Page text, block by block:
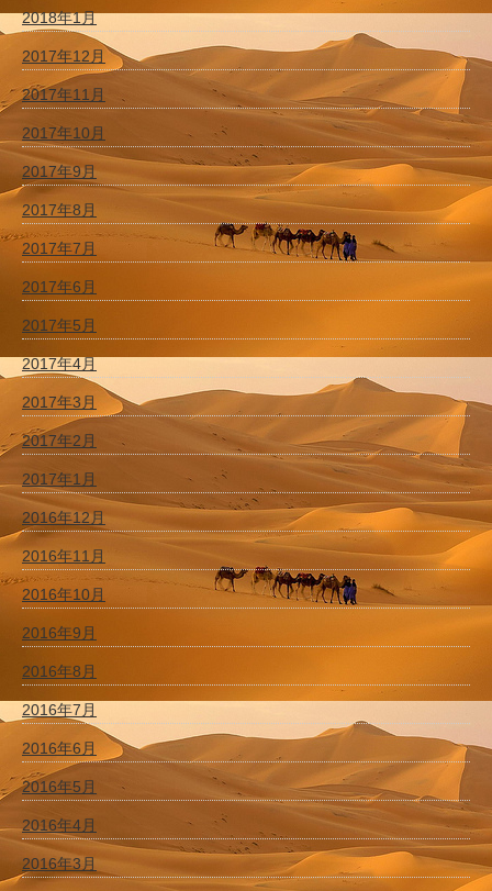
2018年1月
2017年12月
2017年11月
2017年10月
2017年9月
2017年8月
2017年7月
2017年6月
2017年5月
2017年4月
2017年3月
2017年2月
2017年1月
2016年12月
2016年11月
2016年10月
2016年9月
2016年8月
2016年7月
2016年6月
2016年5月
2016年4月
2016年3月